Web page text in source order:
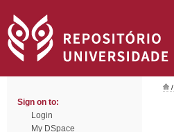
Sign on to:
Login
My DSpace
/